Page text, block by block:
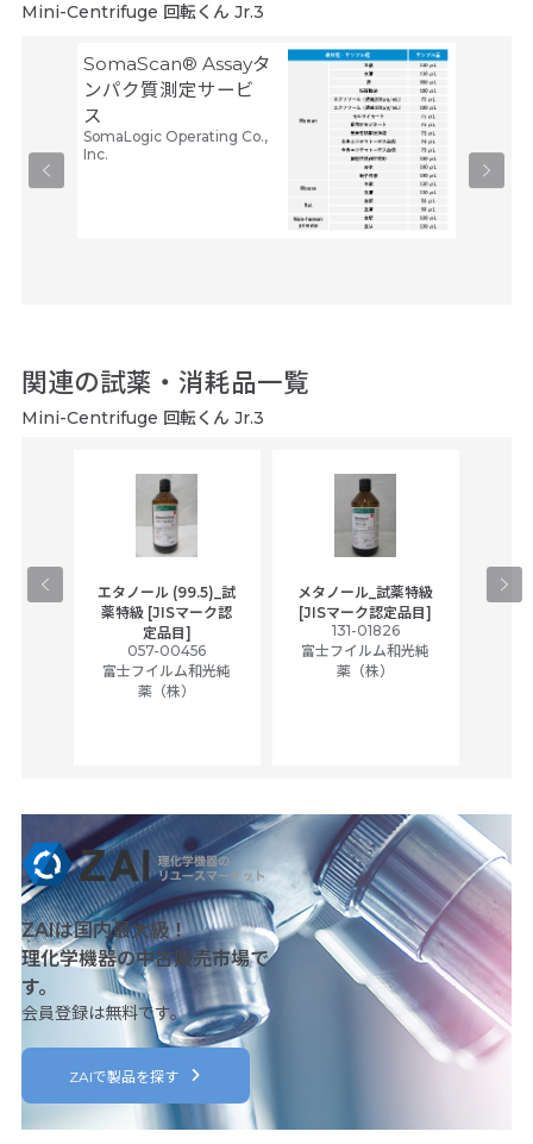
Mini-Centrifuge 回転くん Jr.3
SomaScan® Assayタ
ンパク質測定サービ
ス
SomaLogic Operating Co.,
Inc.
関連の試薬・消耗品一覧
Mini-Centrifuge 回転くん Jr.3
エタノール (99.5)_試
薬特級 [JISマーク認
定品目]
057-00456
富士フイルム和光純
薬（株）
メタノール_試薬特級
[JISマーク認定品目]
131-01826
富士フイルム和光純
薬（株）
ア
ZAIは国内最大級！
理化学機器の中古販売市場で
す。
会員登録は無料です。
ZAIで製品を探す